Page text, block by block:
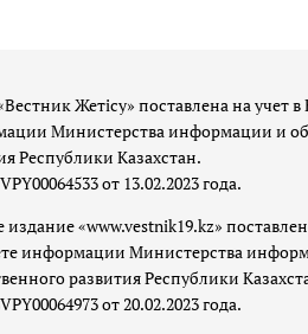
Жетісу» поставлена на учет
Министерства информации и
Республики Казахстан.
от 13.02.2023 года.
издание «www.vestnik19.kz»
информации Министерства
развития Республики
от 20.02.2023 года.